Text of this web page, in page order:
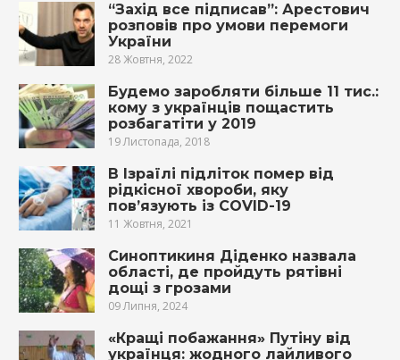
“Захід все підписав”: Арестович
розповів про умови перемоги
України
28 Жовтня, 2022
Будемо заробляти більше 11 тис.:
кому з українців пощастить
розбагатіти у 2019
19 Листопада, 2018
В Ізраїлі підліток помер від
рідкісної хвороби, яку
пов’язують із COVID-19
11 Жовтня, 2021
Синоптикиня Діденко назвала
області, де пройдуть рятівні
дощі з грозами
09 Липня, 2024
«Кращі побажання» Путіну від
українця: жодного лайливого